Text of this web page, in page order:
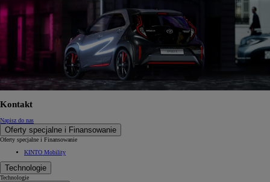
Kontakt
Napisz do nas
Oferty specjalne i Finansowanie
Oferty specjalne i Finansowanie
KINTO Mobility
Technologie
Technologie